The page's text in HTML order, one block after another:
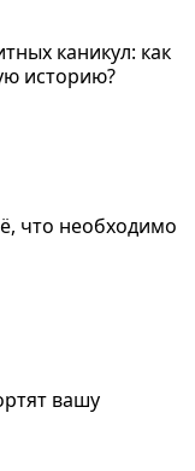
каникул: как
историю?
что необходимо
вашу